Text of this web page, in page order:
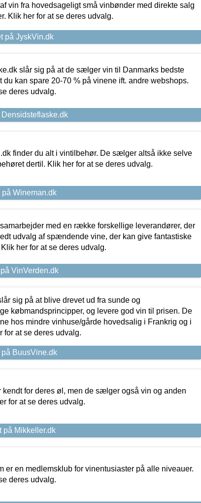
vin fra hovedsageligt små vinbønder med direkte salg
Klik her for at se deres udvalg.
på JyskVin.dk
slår sig på at de sælger vin til Danmarks bedste
du kan spare 20-70 % på vinene ift. andre webshops.
deres udvalg.
finder du alt i vintilbehør. De sælger altså ikke selve
dertil. Klik her for at se deres udvalg.
Wineman.dk
med en række forskellige leverandører, der
udvalg af spændende vine, der kan give fantastiske
her for at se deres udvalg.
VinVerden.dk
sig på at blive drevet ud fra sunde og
købmandsprincipper, og levere god vin til prisen. De
hos mindre vinhuse/gårde hovedsalig i Frankrig og i
for at se deres udvalg.
BuusVine.dk
kendt for deres øl, men de sælger også vin og anden
for at se deres udvalg.
på Mikkeller.dk
er en medlemsklub for vinentusiaster på alle niveauer.
deres udvalg.